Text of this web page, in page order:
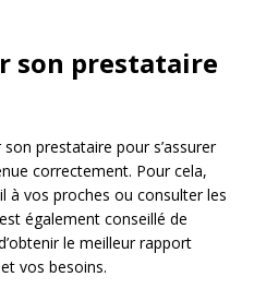
son prestataire
prestataire pour s’assurer
correctement. Pour cela,
à vos proches ou consulter les
également conseillé de
le meilleur rapport
vos besoins.